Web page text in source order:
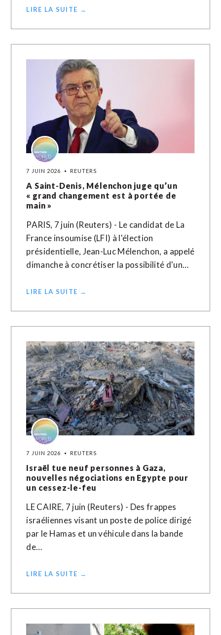
LIRE LA SUITE →
7 JUIN 2026 REUTERS
A Saint-Denis, Mélenchon juge qu’un
« grand changement est à portée de
main »
PARIS, 7 juin (Reuters) - Le candidat de La
France insoumise (LFI) à l'élection
présidentielle, Jean-Luc Mélenchon, a appelé
dimanche à concrétiser la possibilité d'un…
LIRE LA SUITE →
7 JUIN 2026 REUTERS
Israël tue neuf personnes à Gaza,
nouvelles négociations en Egypte pour
un cessez-le-feu
LE CAIRE, 7 juin (Reuters) - Des frappes
israéliennes visant un poste de police dirigé
par le Hamas et un véhicule dans la bande
de…
LIRE LA SUITE →